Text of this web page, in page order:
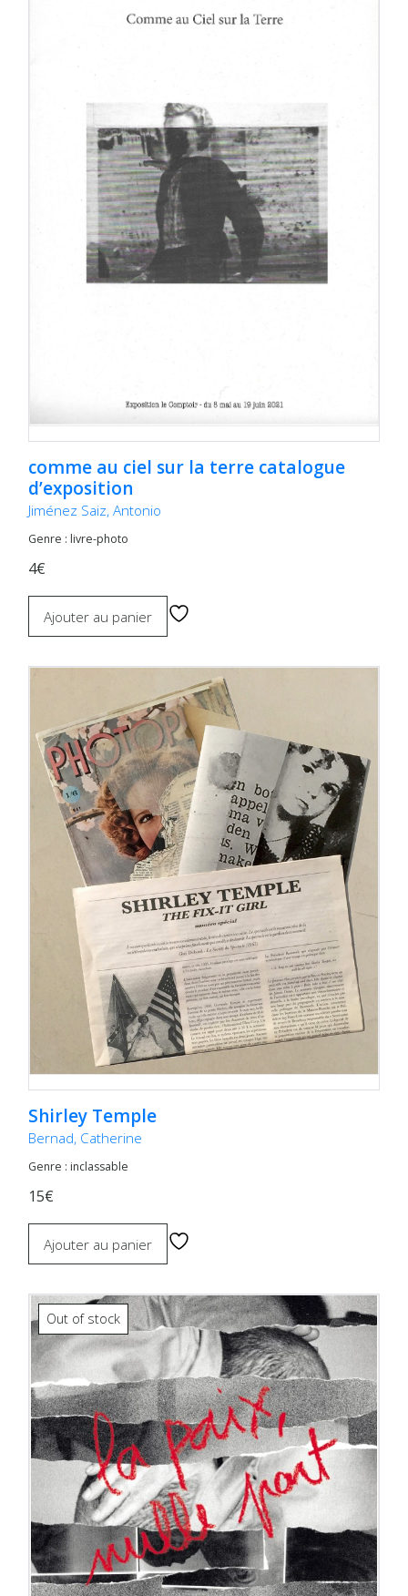
comme au ciel sur la terre catalogue
d’exposition
Jiménez Saiz, Antonio
Genre : livre-photo
4€
Ajouter au panier
Shirley Temple
Bernad, Catherine
Genre : inclassable
15€
Ajouter au panier
Out of stock